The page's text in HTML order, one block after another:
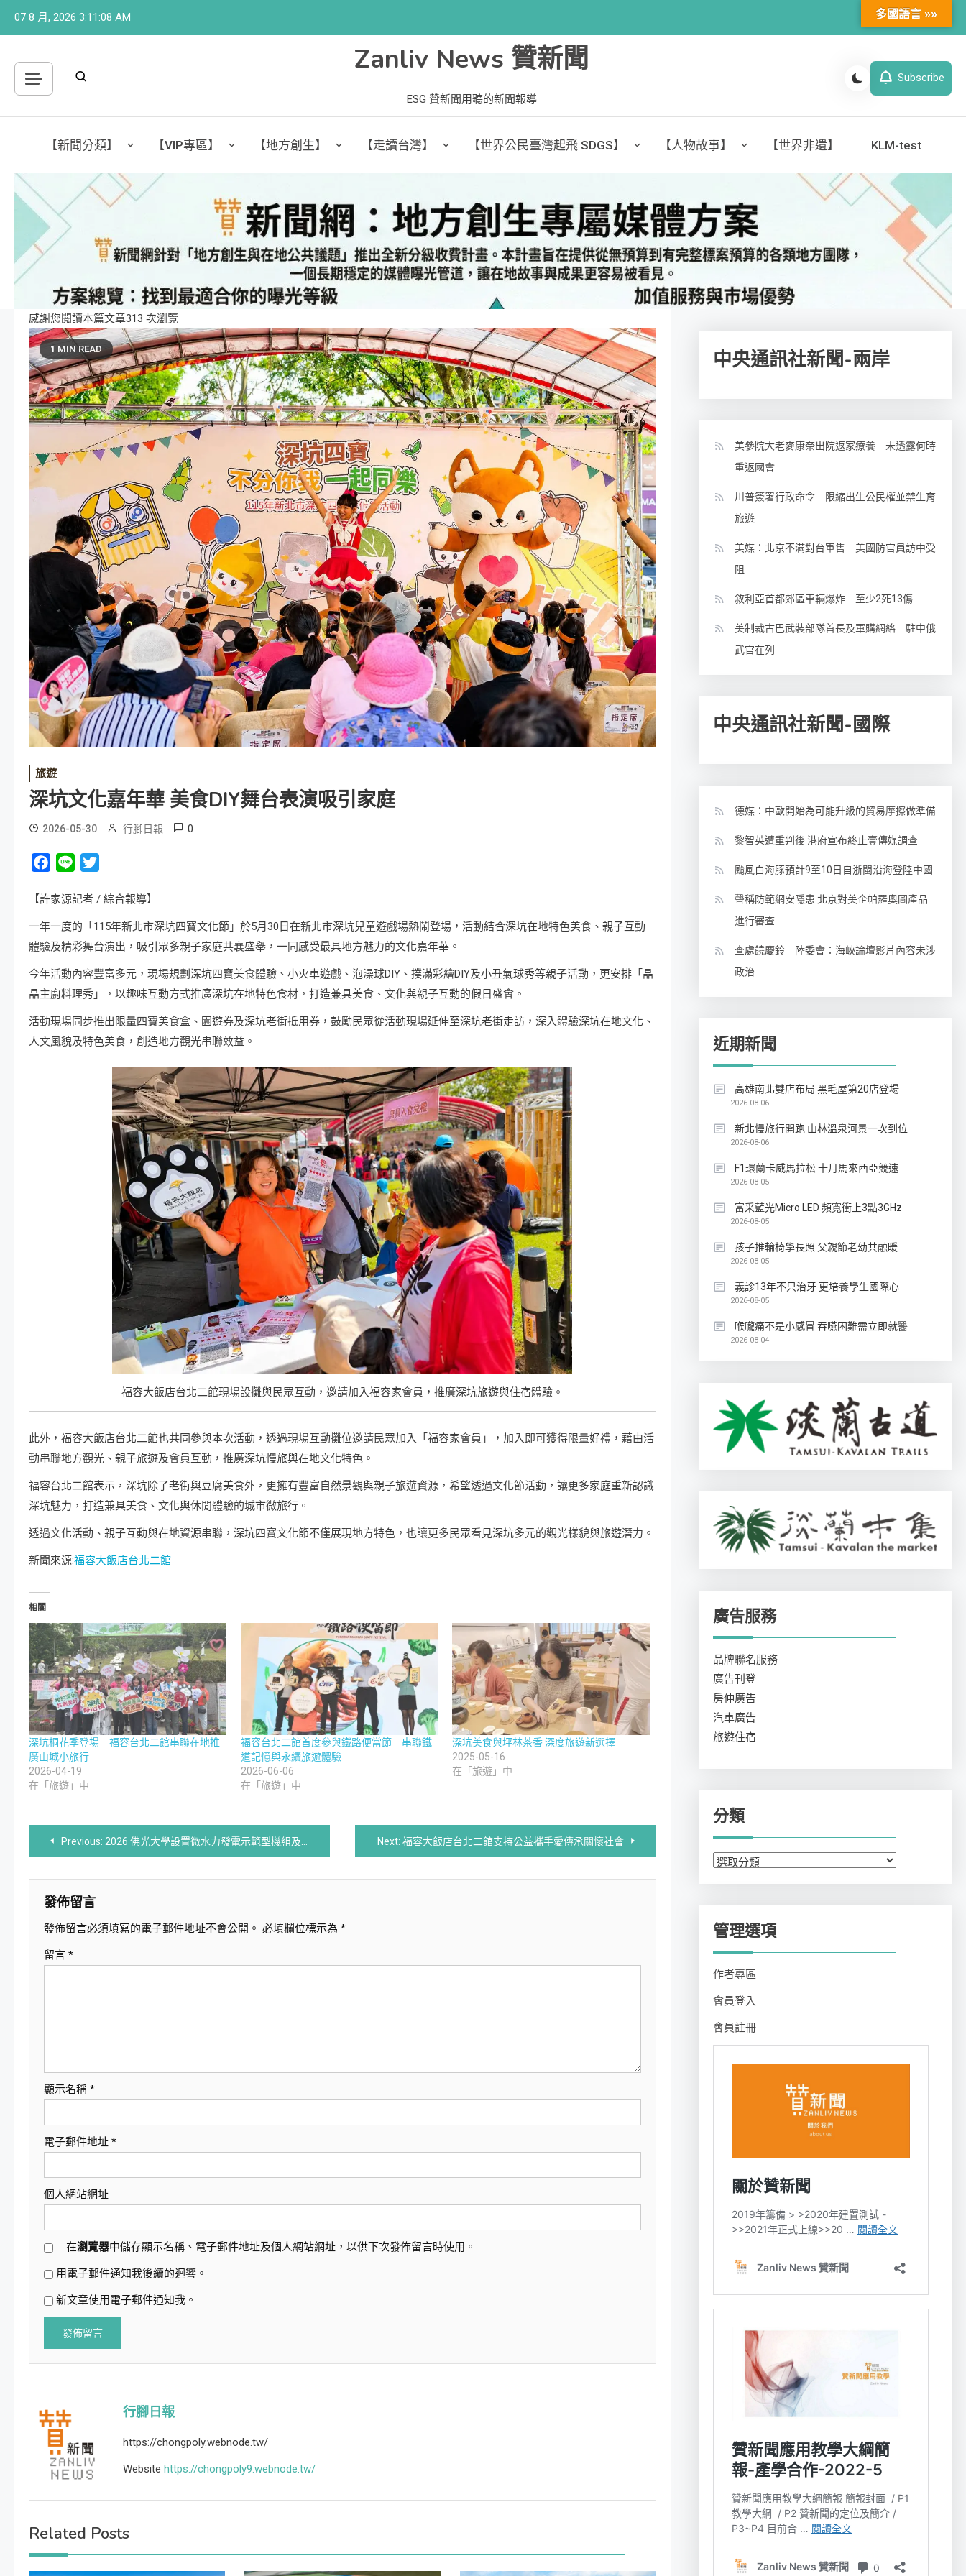
07 8 月, 2026 3:11:09 AM
Zanliv News 贊新聞
ESG 贊新聞用聽的新聞報導
Subscribe
【新聞分類】 【VIP專區】 【地方創生】 【走讀台灣】 【世界公民臺灣起飛 SDGS】 【人物故事】 【世界非遺】 KLM-test
感謝您閱讀本篇文章313 次瀏覽
1 MIN READ
旅遊
深坑文化嘉年華 美食DIY舞台表演吸引家庭
2026-05-30 行腳日報 0
Facebook
Line
【許家源記者 / 綜合報導】
一年一度的「115年新北市深坑四寶文化節」於5月30日在新北市深坑兒童遊戲場熱鬧登場，活動結合深坑在地特色美食、親子互動
體驗及精彩舞台演出，吸引眾多親子家庭共襄盛舉，一同感受最具地方魅力的文化嘉年華。
今年活動內容豐富多元，現場規劃深坑四寶美食體驗、小火車遊戲、泡澡球DIY、撲滿彩繪DIY及小丑氣球秀等親子活動，更安排「晶
晶主廚料理秀」，以趣味互動方式推廣深坑在地特色食材，打造兼具美食、文化與親子互動的假日盛會。
活動現場同步推出限量四寶美食盒、園遊券及深坑老街抵用券，鼓勵民眾從活動現場延伸至深坑老街走訪，深入體驗深坑在地文化、
人文風貌及特色美食，創造地方觀光串聯效益。
福容大飯店台北二館現場設攤與民眾互動，邀請加入福容家會員，推廣深坑旅遊與住宿體驗。
此外，福容大飯店台北二館也共同參與本次活動，透過現場互動攤位邀請民眾加入「福容家會員」，加入即可獲得限量好禮，藉由活
動串聯地方觀光、親子旅遊及會員互動，推廣深坑慢旅與在地文化特色。
福容台北二館表示，深坑除了老街與豆腐美食外，更擁有豐富自然景觀與親子旅遊資源，希望透過文化節活動，讓更多家庭重新認識
深坑魅力，打造兼具美食、文化與休閒體驗的城市微旅行。
透過文化活動、親子互動與在地資源串聯，深坑四寶文化節不僅展現地方特色，也讓更多民眾看見深坑多元的觀光樣貌與旅遊潛力。
新聞來源:福容大飯店台北二館
相關
深坑桐花季登場 福容台北二館串聯在地推
廣山城小旅行
2026-04-19
在「旅遊」中
福容台北二館首度參與鐵路便當節 串聯鐵
道記憶與永續旅遊體驗
2026-06-06
在「旅遊」中
深坑美食與坪林茶香 深度旅遊新選擇
2025-05-16
在「旅遊」中
章
導
覽
Previous: 2026 佛光大學設置微水力發電示範型機組及其教學實踐研究成果 Next: 福容大飯店台北二館支持公益攜手愛傳承關懷社會
發佈留言
發佈留言必須填寫的電子郵件地址不會公開。 必填欄位標示為 *
留言 *
顯示名稱 *
電子郵件地址 *
個人網站網址
在瀏覽器中儲存顯示名稱、電子郵件地址及個人網站網址，以供下次發佈留言時使用。
用電子郵件通知我後續的迴響。
新文章使用電子郵件通知我。
行腳日報
https://chongpoly.webnode.tw/
Website https://chongpoly9.webnode.tw/
Related Posts
中央通訊社新聞-兩岸
美參院大老麥康奈出院返家療養 未透露何時
重返國會
川普簽署行政命令 限縮出生公民權並禁生育
旅遊
美媒：北京不滿對台軍售 美國防官員訪中受
阻
敘利亞首都郊區車輛爆炸 至少2死13傷
美制裁古巴武裝部隊首長及軍購網絡 駐中俄
武官在列
中央通訊社新聞-國際
德媒：中歐開始為可能升級的貿易摩擦做準備
黎智英遭重判後 港府宣布終止壹傳媒調查
颱風白海豚預計9至10日自浙閩沿海登陸中國
聲稱防範網安隱患 北京對美企帕羅奧圖產品
進行審查
查處饒慶鈴 陸委會：海峽論壇影片內容未涉
政治
近期新聞
高雄南北雙店布局 黑毛屋第20店登場
2026-08-06
新北慢旅行開跑 山林溫泉河景一次到位
2026-08-06
F1環蘭卡威馬拉松 十月馬來西亞競速
2026-08-05
富采藍光Micro LED 頻寬衝上3點3GHz
2026-08-05
孩子推輪椅學長照 父親節老幼共融暖
2026-08-05
義診13年不只治牙 更培養學生國際心
2026-08-05
喉嚨痛不是小感冒 吞嚥困難需立即就醫
2026-08-04
廣告服務
品牌聯名服務
廣告刊登
房仲廣告
汽車廣告
旅遊住宿
分類
分
管理選項
作者專區
會員登入
會員註冊
多國語言 »»